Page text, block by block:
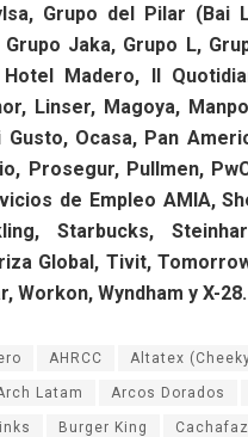
Grupo del Pilar
Jaka, Grupo L,
Madero, Il
Linser, Magoya,
Gusto, Ocasa, Pan
Prosegur, Pullmen,
de Empleo AMIA,
Starbucks,
Global, Tivit,
Workon, Wyndham y X-28.
AHRCC Altatex
Latam Arcos Dorados
Burger King Cachafaz